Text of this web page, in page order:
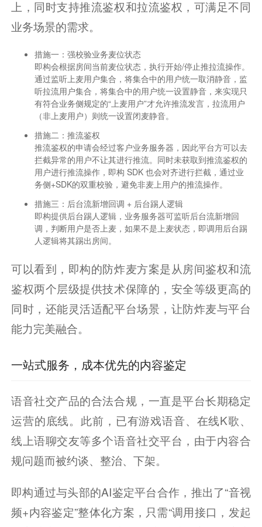
上，同时支持推流鉴权和拉流鉴权，可满足不同
业务场景的需求。
措施一：强校验业务麦位状态
即构会根据房间当前麦位状态，执行开始/停止推拉流操作。
通过监听上麦用户集合，将集合中的用户统一取消静音，监
听拉流用户集合，将集合中的用户统一设置静音，来实现只
有符合业务侧规定的“上麦用户”才允许推流发言，拉流用户
（非上麦用户）则统一设置闭麦静音。
措施二：推流鉴权
推流鉴权的申请会经过客户业务服务器，因此平台方可以去
拦截异常的用户不让其进行推流。同时未获取到推流鉴权的
用户进行推流操作，即构 SDK 也会对齐进行拦截，通过业
务侧+SDK的双重校验，避免非麦上用户的推流操作。
措施三：后台流新增回调 + 后台踢人逻辑
即构提供后台踢人逻辑，业务服务器可监听后台流新增回
调，判断用户是否上麦，如果不是上麦状态，即调用后台踢
人逻辑将其踢出房间。
可以看到，即构的防炸麦方案是从房间鉴权和流
鉴权两个层级提供技术保障的，安全等级更高的
同时，还能灵活适配平台场景，让防炸麦与平台
能力完美融合。
一站式服务，成本优先的内容鉴定
语音社交产品的合法合规，一直是平台长期稳定
运营的底线。此前，已有游戏语音、在线K歌、
线上语聊交友等多个语音社交平台，由于内容合
规问题而被约谈、整治、下架。
即构通过与头部的AI鉴定平台合作，推出了“音视
频+内容鉴定”整体化方案，只需“调用接口，发起